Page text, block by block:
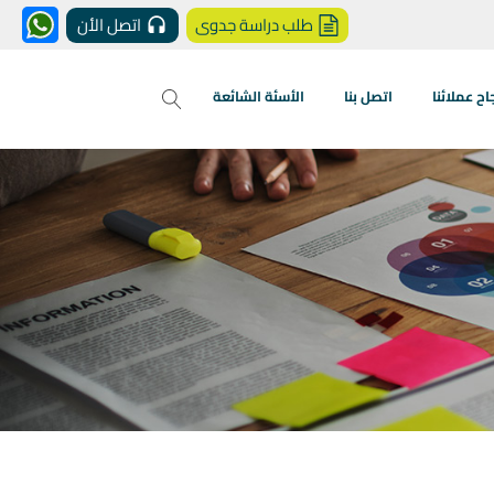
طلب دراسة جدوى اتصل الأن
عملائنا اتصل بنا الأسئة الشائعة